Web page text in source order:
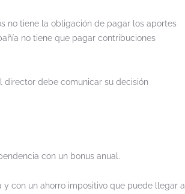
no tiene la obligación de pagar los aportes
no tiene que pagar contribuciones
director debe comunicar su decisión
con un bonus anual.
con un ahorro impositivo que puede llegar al